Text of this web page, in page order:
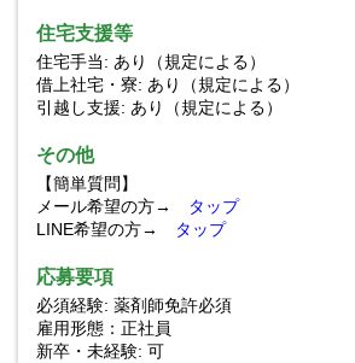
住宅支援等
住宅手当: あり（規定による）
借上社宅・寮: あり（規定による）
引越し支援: あり（規定による）
その他
【簡単質問】
メール希望の方→
タップ
LINE希望の方→
タップ
応募要項
必須経験: 薬剤師免許必須
雇用形態：正社員
新卒・未経験: 可